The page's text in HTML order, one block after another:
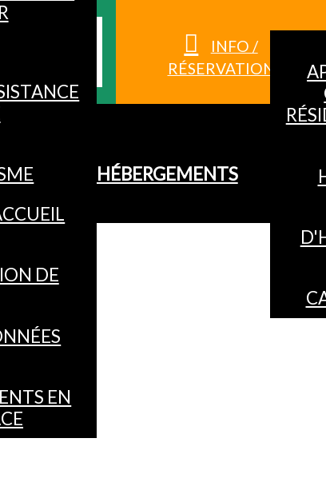
INFO /
RÉSERVATION
DE
EN
HÉBERGEMENTS